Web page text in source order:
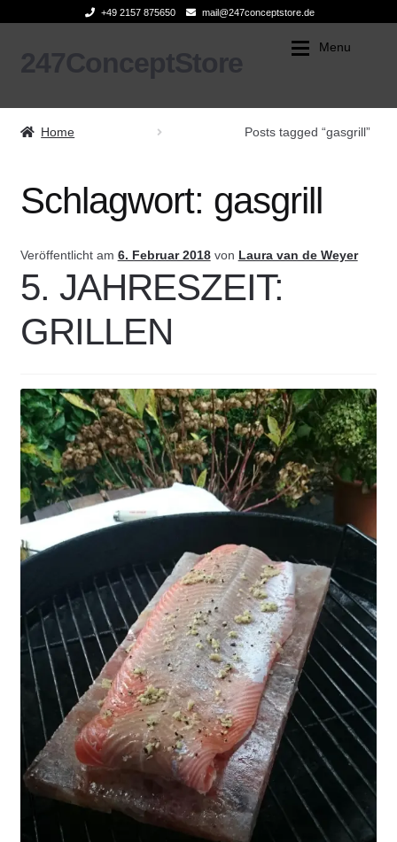
+49 2157 875650 mail@247conceptstore.de
Zur
Zum
247ConceptStore
Menu
KÜCHE & GRILL
ÜBER FERLEON
PATIO COOKER
COOKWARE FERLEON
ZUBEHÖR FERLEON
DEKORATION
PREVIEW
ÜBER UNS
0 Artikel
PREVIEW
Search
0 Artikel
Home Posts tagged “gasgrill”
Schlagwort: gasgrill
Veröffentlicht am 6. Februar 2018 von Laura van de Weyer
5. JAHRESZEIT:
GRILLEN